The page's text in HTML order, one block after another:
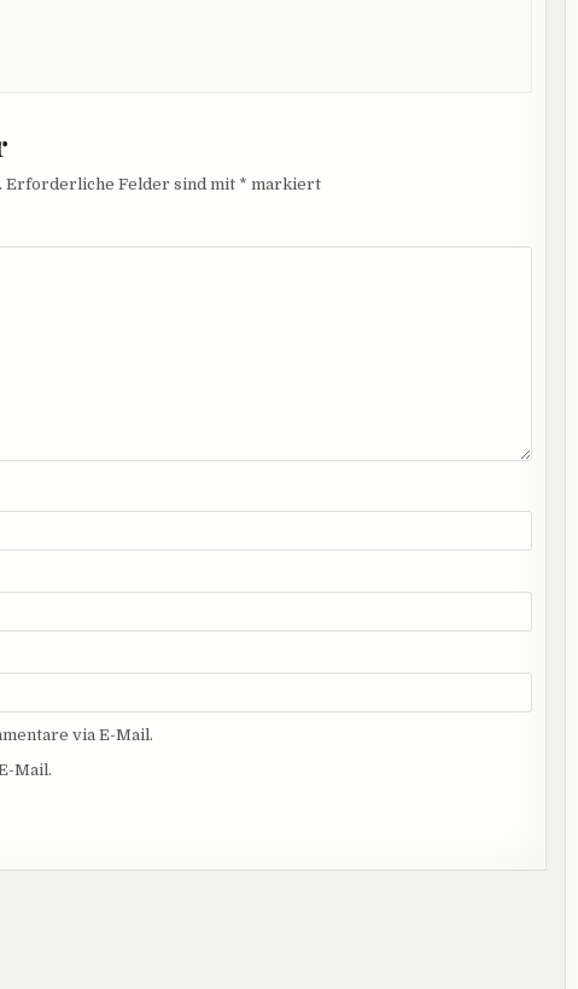
Erforderliche Felder sind mit * markiert
via E-Mail.
Mail.